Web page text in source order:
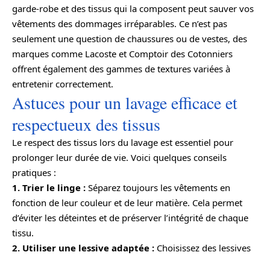
garde-robe et des tissus qui la composent peut sauver vos
vêtements des dommages irréparables. Ce n’est pas
seulement une question de chaussures ou de vestes, des
marques comme Lacoste et Comptoir des Cotonniers
offrent également des gammes de textures variées à
entretenir correctement.
Astuces pour un lavage efficace et
respectueux des tissus
Le respect des tissus lors du lavage est essentiel pour
prolonger leur durée de vie. Voici quelques conseils
pratiques :
1. Trier le linge : Séparez toujours les vêtements en
fonction de leur couleur et de leur matière. Cela permet
d’éviter les déteintes et de préserver l’intégrité de chaque
tissu.
2. Utiliser une lessive adaptée : Choisissez des lessives